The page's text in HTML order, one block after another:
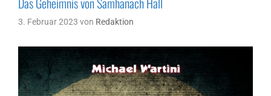
3. Februar 2023 von Redaktion